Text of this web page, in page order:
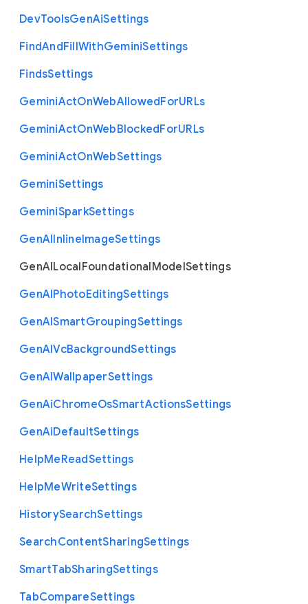
DevToolsGenAiSettings
FindAndFillWithGeminiSettings
FindsSettings
GeminiActOnWebAllowedForURLs
GeminiActOnWebBlockedForURLs
GeminiActOnWebSettings
GeminiSettings
GeminiSparkSettings
GenAIInlineImageSettings
GenAILocalFoundationalModelSettings
GenAIPhotoEditingSettings
GenAISmartGroupingSettings
GenAIVcBackgroundSettings
GenAIWallpaperSettings
GenAiChromeOsSmartActionsSettings
GenAiDefaultSettings
HelpMeReadSettings
HelpMeWriteSettings
HistorySearchSettings
SearchContentSharingSettings
SmartTabSharingSettings
TabCompareSettings